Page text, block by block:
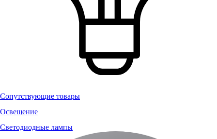
Сопутствующие товары
Освещение
Светодиодные лампы